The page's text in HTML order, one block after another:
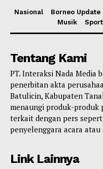
Nasional Borneo Update
Musik
Tentang Kami
PT. Interaksi Nada Media
penerbitan akta
Batulicin, Kabupaten
menaungi produk-produk
terkait dengan pers
penyelenggara acara
Link Lainnya